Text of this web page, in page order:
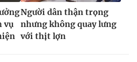
vụ
Người dân thận trọng
nhưng không quay lưng
với thịt lợn